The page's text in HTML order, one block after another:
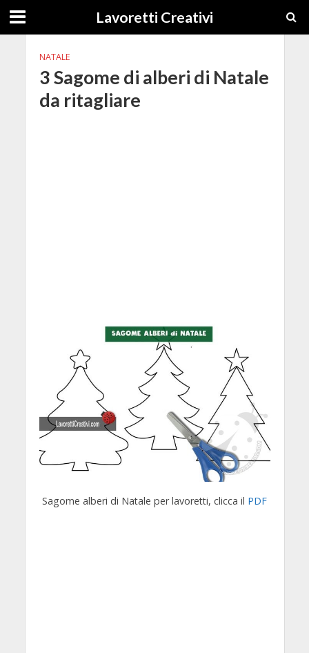
Lavoretti Creativi
NATALE
3 Sagome di alberi di Natale
da ritagliare
Sagome alberi di Natale per lavoretti, clicca il PDF